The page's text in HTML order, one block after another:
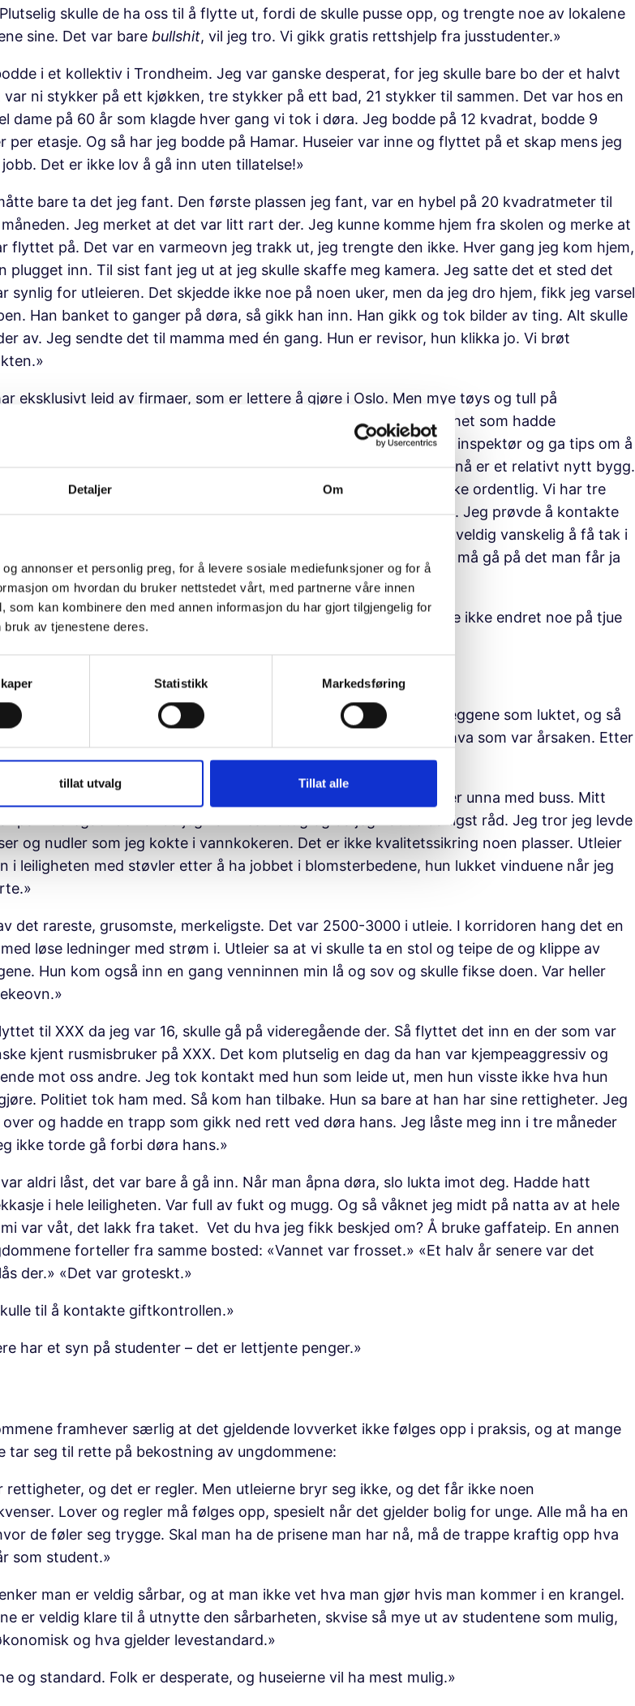
Detaljer Om
annonser et personlig preg, for å levere sosiale mediefunksjoner og for å
om hvordan du bruker nettstedet vårt, med partnerne våre innen
som kan kombinere den med annen informasjon du har gjort tilgjengelig for
av tjenestene deres.
Statistikk Markedsføring
tillat utvalg Tillat alle
skulle de ha oss til å flytte ut, fordi de skulle pusse opp, og trengte noe av lokalene
sine. Det var bare bullshit, vil jeg tro. Vi gikk gratis rettshjelp fra jusstudenter.»
i et kollektiv i Trondheim. Jeg var ganske desperat, for jeg skulle bare bo der et halvt
var ni stykker på ett kjøkken, tre stykker på ett bad, 21 stykker til sammen. Det var hos en
dame på 60 år som klagde hver gang vi tok i døra. Jeg bodde på 12 kvadrat, bodde 9
per etasje. Og så har jeg bodde på Hamar. Huseier var inne og flyttet på et skap mens jeg
Det er ikke lov å gå inn uten tillatelse!»
bare ta det jeg fant. Den første plassen jeg fant, var en hybel på 20 kvadratmeter til
Jeg merket at det var litt rart der. Jeg kunne komme hjem fra skolen og merke at
flyttet på. Det var en varmeovn jeg trakk ut, jeg trengte den ikke. Hver gang jeg kom hjem,
plugget inn. Til sist fant jeg ut at jeg skulle skaffe meg kamera. Jeg satte det et sted det
synlig for utleieren. Det skjedde ikke noe på noen uker, men da jeg dro hjem, fikk jeg varsel
Han banket to ganger på døra, så gikk han inn. Han gikk og tok bilder av ting. Alt skulle
av. Jeg sendte det til mamma med én gang. Hun er revisor, hun klikka jo. Vi brøt
eksklusivt leid av firmaer, som er lettere å gjøre i Oslo. Men mye tøys og tull på
også. Jeg har bodd tre steder i Oslo. Et av dem var en leilighet som hadde
i et gammelt, gammelt bygg fra 1800-tallet. Det kom en inspektør og ga tips om å
klorin med vann og spraye på veggen, så går det bort. Der vi bor nå er et relativt nytt bygg.
er det sprekker, jeg tror på hver eneste vegg. Vinduet fungerer ikke ordentlig. Vi har tre
under vinduene, de fungerer ikke, de er på 24/7 om vinteren. Jeg prøvde å kontakte
. Det er veldig vanskelig å få tak i
Pris: 15 500. Har sagt opp kontrakten. I Oslo er problemet at man må gå på det man får ja
man må
scattershotte som faen.»
som ikke var rett ved universitetet var lett å få. De hadde ikke endret noe på tjue
vegger, bare bjelker.» «Ett bad på seks personer, et bøttekott.»
to stykker i samme hus, et gammelt hus, da var det døde mus i veggene som luktet, og så
tepper som var blaute. Vi gikk og ble dårlige uten egentlig å vite hva som var årsaken. Etter
ut, pusset de opp.»
å være 15-16 år som bor alene på første gang. Familien var to timer unna med buss. Mitt
år på videregående var da jeg var mest fattig og da jeg hadde dårligst råd. Jeg tror jeg levde
og nudler som jeg kokte i vannkokeren. Det er ikke kvalitetssikring noen plasser. Utleier
i leiligheten med støvler etter å ha jobbet i blomsterbedene, hun lukket vinduene når jeg
det rareste, grusomste, merkeligste. Det var 2500-3000 i utleie. I korridoren hang det en
løse ledninger med strøm i. Utleier sa at vi skulle ta en stol og teipe de og klippe av
Hun kom også inn en gang venninnen min lå og sov og skulle fikse doen. Var heller
til XXX da jeg var 16, skulle gå på videregående der. Så flyttet det inn en der som var
kjent rusmisbruker på XXX. Det kom plutselig en dag da han var kjempeaggressiv og
mot oss andre. Jeg tok kontakt med hun som leide ut, men hun visste ikke hva hun
Politiet tok ham med. Så kom han tilbake. Hun sa bare at han har sine rettigheter. Jeg
over og hadde en trapp som gikk ned rett ved døra hans. Jeg låste meg inn i tre måneder
ikke torde gå forbi døra hans.»
aldri låst, det var bare å gå inn. Når man åpna døra, slo lukta imot deg. Hadde hatt
i hele leiligheten. Var full av fukt og mugg. Og så våknet jeg midt på natta av at hele
var våt, det lakk fra taket. Vet du hva jeg fikk beskjed om? Å bruke gaffateip. En annen
forteller fra samme bosted: «Vannet var frosset.» «Et halv år senere var det
der.» «Det var groteskt.»
til å kontakte giftkontrollen.»
har et syn på studenter – det er lettjente penger.»
framhever særlig at det gjeldende lovverket ikke følges opp i praksis, og at mange
tar seg til rette på bekostning av ungdommene:
rettigheter, og det er regler. Men utleierne bryr seg ikke, og det får ikke noen
Lover og regler må følges opp, spesielt når det gjelder bolig for unge. Alle må ha en
de føler seg trygge. Skal man ha de prisene man har nå, må de trappe kraftig opp hva
som student.»
man er veldig sårbar, og at man ikke vet hva man gjør hvis man kommer i en krangel.
er veldig klare til å utnytte den sårbarheten, skvise så mye ut av studentene som mulig,
og hva gjelder levestandard.»
og standard. Folk er desperate, og huseierne vil ha mest mulig.»